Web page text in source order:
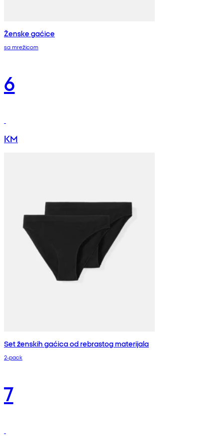
Ženske gaćice
sa mrežicom
6
KM
Set ženskih gaćica od rebrastog materijala
2-pack
7